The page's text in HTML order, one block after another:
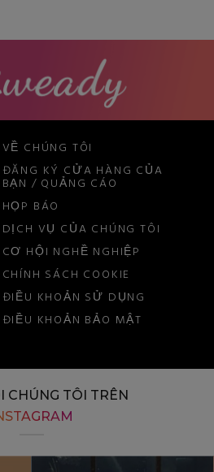
VỀ CHÚNG TÔI
ĐĂNG KÝ CỬA HÀNG CỦA
BẠN / QUẢNG CÁO
HỌP BÁO
DỊCH VỤ CỦA CHÚNG TÔI
CƠ HỘI NGHỀ NGHIỆP
CHÍNH SÁCH COOKIE
ĐIỀU KHOẢN SỬ DỤNG
ĐIỀU KHOẢN BẢO MẬT
CHÚNG TÔI TRÊN